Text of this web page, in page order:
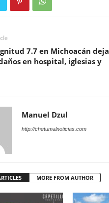
7.7 en Michoacán deja
en hospital, iglesias y
Manuel Dzul
http://chetumalnoticias.com
MORE FROM AUTHOR